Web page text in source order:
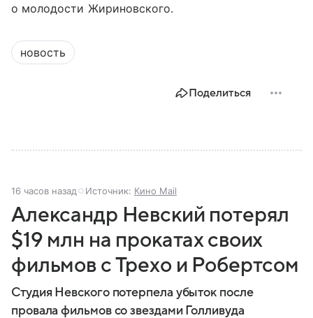
о молодости Жириновского.
новость
Поделиться
16 часов назад Источник: Кино Mail
Александр Невский потерял
$19 млн на прокатах своих
фильмов с Трехо и Робертсом
Студия Невского потерпела убыток после
провала фильмов со звездами Голливуда